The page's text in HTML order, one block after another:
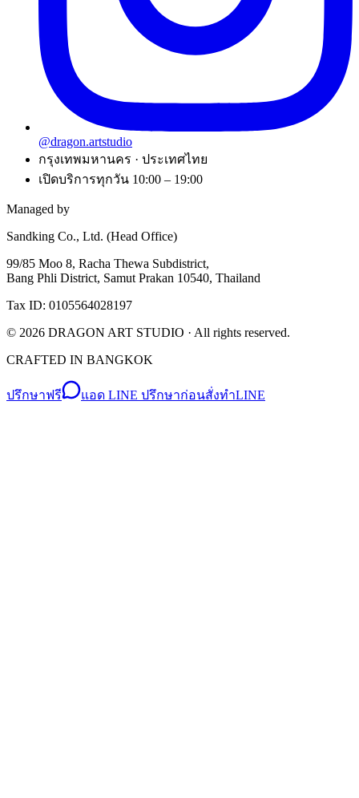
@dragon.artstudio
กรุงเทพมหานคร · ประเทศไทย
เปิดบริการทุกวัน 10:00 – 19:00
Managed by
Sandking Co., Ltd. (Head Office)
99/85 Moo 8, Racha Thewa Subdistrict,
Bang Phli District, Samut Prakan 10540, Thailand
Tax ID: 0105564028197
© 2026 DRAGON ART STUDIO · All rights reserved.
CRAFTED IN BANGKOK
ปรึกษาฟรี แอด LINE ปรึกษาก่อนสั่งทำLINE